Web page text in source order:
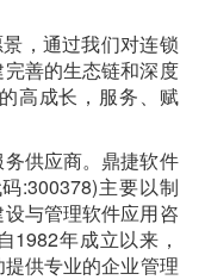
，通过我们对连锁
善的生态链和深度
高成长，服务、赋
供应商。鼎捷软件
:300378)主要以制
与管理软件应用咨
1982年成立以来，
供专业的企业管理